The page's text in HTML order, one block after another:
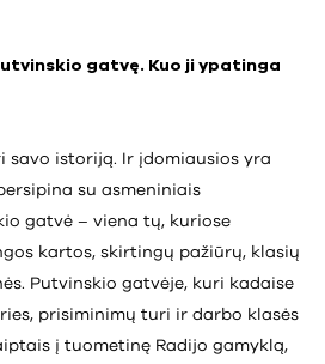
gatvę. Kuo ji ypatinga
savo istoriją. Ir įdomiausios yra
su asmeniniais
gatvė – viena tų, kuriose
kartos, skirtingų pažiūrų, klasių
Putvinskio gatvėje, kuri kadaise
prisiminimų turi ir darbo klasės
į tuometinę Radijo gamyklą,